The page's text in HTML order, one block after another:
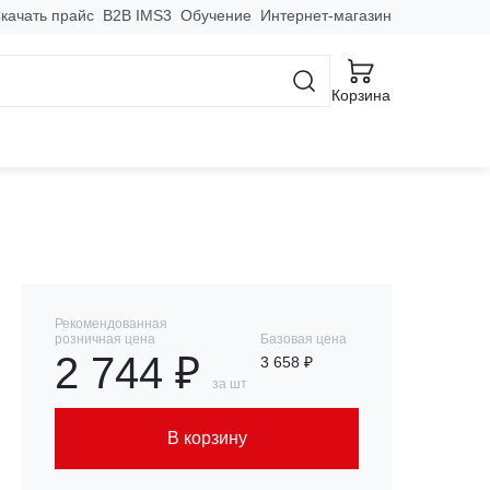
прайс B2B IMS3 Обучение Интернет-магазин
Корзина
Рекомендованная
розничная цена
2 744 ₽ за шт
Базовая цена
3 658 ₽
В корзину